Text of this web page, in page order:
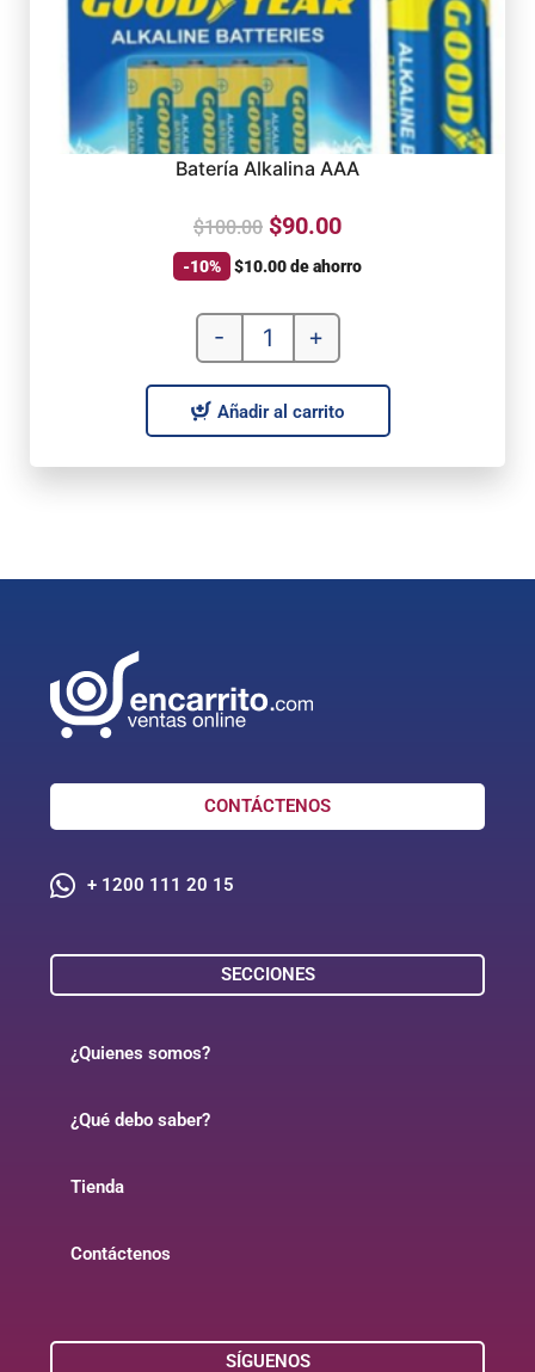
Batería Alkalina AAA
$100.00 $90.00
-10% $10.00de ahorro
- +
Añadir al carrito
CONTÁCTENOS
+ 1200 111 20 15
SECCIONES
¿Quienes somos?
¿Qué debo saber?
Tienda
Contáctenos
SÍGUENOS